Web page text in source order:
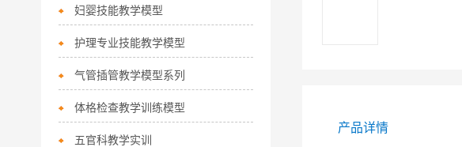
产品详情
妇婴技能教学模型
护理专业技能教学模型
气管插管教学模型系列
体格检查教学训练模型
五官科教学实训